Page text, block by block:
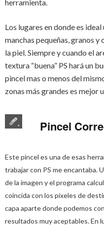
herramienta.
Los lugares en donde es
manchas pequeñas, granos
la piel. Siempre y cuando el
textura “buena” PS hará un
pincel mas o menos del
zonas más grandes es mejor
Pincel
Este pincel es una de esas
trabajar con PS me encantaba.
de la imagen y el programa
coincida con los pixeles de
capa aparte donde podemos
resultados muy aceptables. En